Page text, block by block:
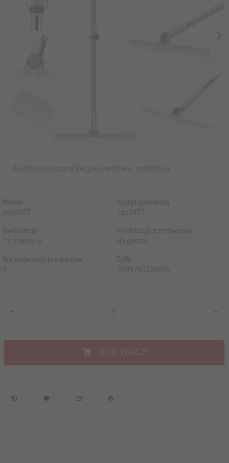
Model:
tds0957
Kod producenta:
tds0957
Gwarancja:
12 miesięcy
Realizacja zamówienia:
48 godzin
Sprzedanych produktów:
9
EAN:
5901783738096
KUP TERAZ!